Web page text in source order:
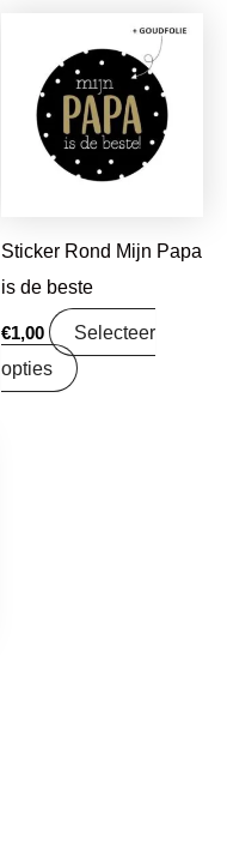
Sticker Rond Mijn Papa
is de beste
€1,00
Selecteer
opties